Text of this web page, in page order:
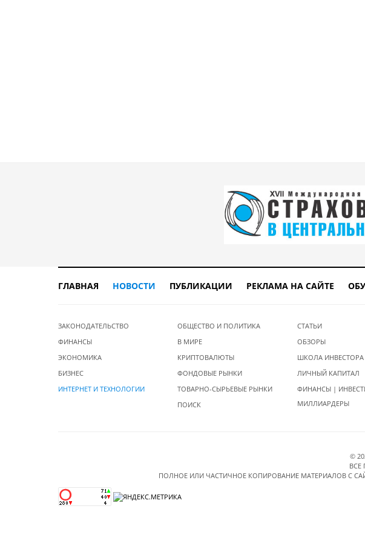
ГЛАВНАЯ НОВОСТИ ПУБЛИКАЦИИ РЕКЛАМА НА САЙТЕ
ЗАКОНОДАТЕЛЬСТВО
ФИНАНСЫ
ЭКОНОМИКА
БИЗНЕС
ИНТЕРНЕТ И ТЕХНОЛОГИИ
ОБЩЕСТВО И ПОЛИТИКА
В МИРЕ
КРИПТОВАЛЮТЫ
ФОНДОВЫЕ РЫНКИ
ТОВАРНО-СЫРЬЕВЫЕ РЫНКИ
ПОИСК
СТАТЬИ
ОБЗОРЫ
ШКОЛА ИНВЕСТОРА
ЛИЧНЫЙ КАПИТАЛ
ФИНАНСЫ |
МИЛЛИАРДЕРЫ
©
ПОЛНОЕ ИЛИ ЧАСТИЧНОЕ КОПИРОВАНИЕ МАТЕРИАЛОВ C